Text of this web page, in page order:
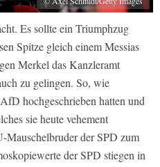
Es sollte ein Triumphzug
Spitze gleich einem Messias
Merkel das Kanzleramt
zu gelingen. So, wie
hochgeschrieben hatten und
sie heute vehement
Mauschelbruder der SPD zum
der SPD stiegen in